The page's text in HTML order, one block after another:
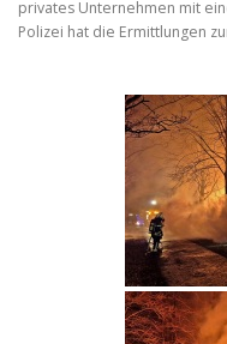
privates Unternehmen mit
Polizei hat die Ermittlungen